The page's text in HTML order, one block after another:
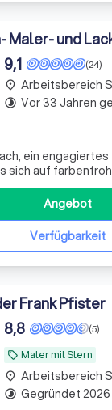
Maler- und
(24)
9,1
ein engagiertes
sich auf
hat. Mit
einer Dekor-
Innen- und
über die
Verfügbarkeit
Angebot
place Arbeitsbereich
timelapse Vor 33 Jahren
Frank Pfister
local_offer Maler mit Stern
(5)
8,8
place Arbeitsbereich
timelapse Gegründet 2026